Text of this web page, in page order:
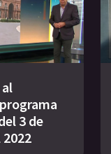
3 de